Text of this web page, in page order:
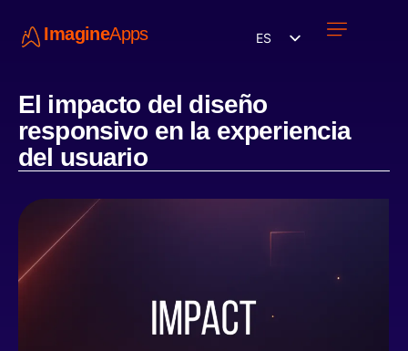
ImagineApps ES
El impacto del diseño
responsivo en la experiencia
del usuario